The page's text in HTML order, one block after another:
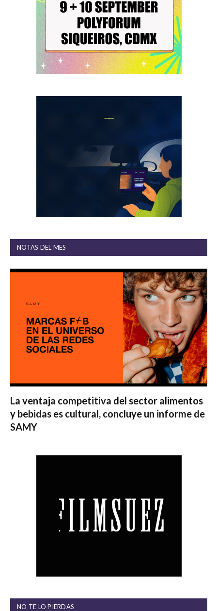
NOTAS DEL MES
La ventaja competitiva del sector alimentos
y bebidas es cultural, concluye un informe de
SAMY
NO TE LO PIERDAS